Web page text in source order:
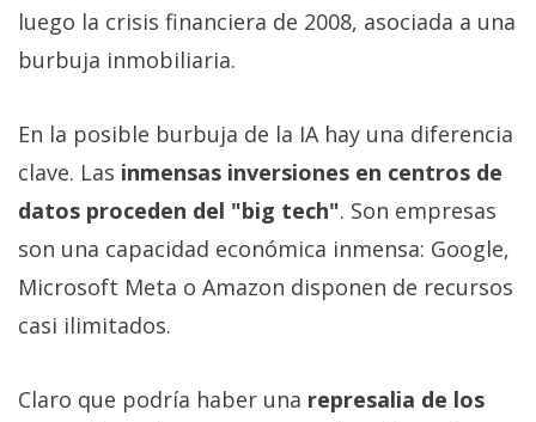
luego la crisis financiera de 2008, asociada a una
burbuja inmobiliaria.
En la posible burbuja de la IA hay una diferencia
clave. Las inmensas inversiones en centros de
datos proceden del "big tech". Son empresas
son una capacidad económica inmensa: Google,
Microsoft Meta o Amazon disponen de recursos
casi ilimitados.
Claro que podría haber una represalia de los